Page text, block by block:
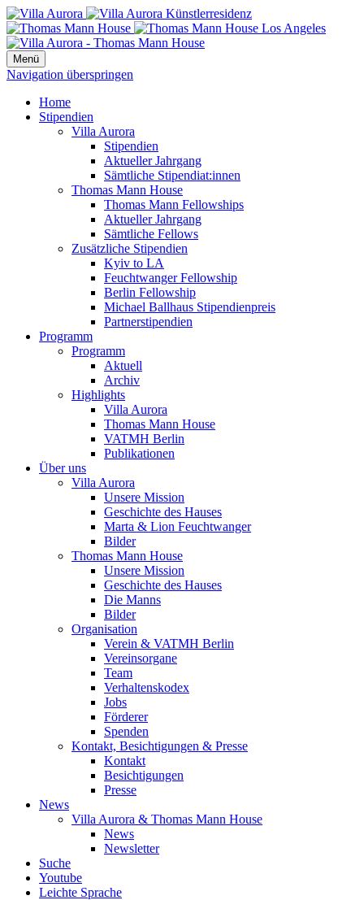
Menü
Navigation überspringen
Home
Stipendien
Villa Aurora
Stipendien
Aktueller Jahrgang
Sämtliche Stipendiat:innen
Thomas Mann House
Thomas Mann Fellowships
Aktueller Jahrgang
Sämtliche Fellows
Zusätzliche Stipendien
Kyiv to LA
Feuchtwanger Fellowship
Berlin Fellowship
Michael Ballhaus Stipendienpreis
Partnerstipendien
Programm
Programm
Aktuell
Archiv
Highlights
Villa Aurora
Thomas Mann House
VATMH Berlin
Publikationen
Über uns
Villa Aurora
Unsere Mission
Geschichte des Hauses
Marta & Lion Feuchtwanger
Bilder
Thomas Mann House
Unsere Mission
Geschichte des Hauses
Die Manns
Bilder
Organisation
Verein & VATMH Berlin
Vereinsorgane
Team
Verhaltenskodex
Jobs
Förderer
Spenden
Kontakt, Besichtigungen & Presse
Kontakt
Besichtigungen
Presse
News
Villa Aurora & Thomas Mann House
News
Newsletter
Suche
Youtube
Leichte Sprache